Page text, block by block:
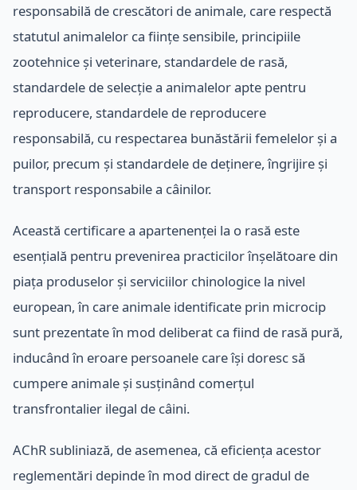
responsabilă de crescători de animale, care respectă
statutul animalelor ca ființe sensibile, principiile
zootehnice și veterinare, standardele de rasă,
standardele de selecție a animalelor apte pentru
reproducere, standardele de reproducere
responsabilă, cu respectarea bunăstării femelelor și a
puilor, precum și standardele de deținere, îngrijire și
transport responsabile a câinilor.
Această certificare a apartenenței la o rasă este
esențială pentru prevenirea practicilor înșelătoare din
piața produselor și serviciilor chinologice la nivel
european, în care animale identificate prin microcip
sunt prezentate în mod deliberat ca fiind de rasă pură,
inducând în eroare persoanele care își doresc să
cumpere animale și susținând comerțul
transfrontalier ilegal de câini.
AChR subliniază, de asemenea, că eficiența acestor
reglementări depinde în mod direct de gradul de